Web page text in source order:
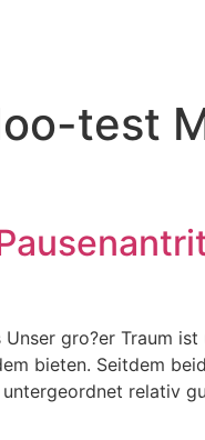
test
gro?er Traum
bieten. Seitdem
relativ